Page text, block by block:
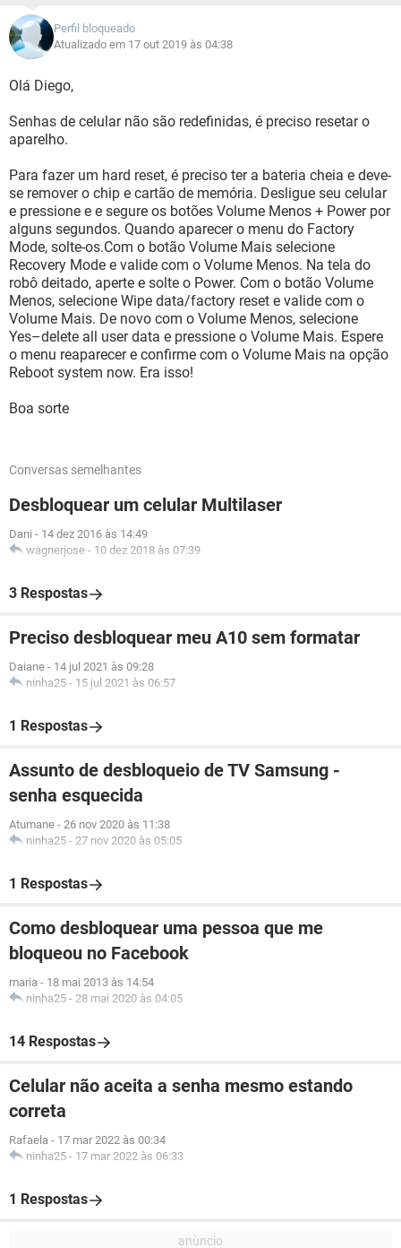
Perfil bloqueado
Atualizado em 17 out 2019 às 04:38
Olá Diego,
Senhas de celular não são redefinidas, é preciso resetar o
aparelho.
Para fazer um hard reset, é preciso ter a bateria cheia e deve-
se remover o chip e cartão de memória. Desligue seu celular
e pressione e e segure os botões Volume Menos + Power por
alguns segundos. Quando aparecer o menu do Factory
Mode, solte-os.Com o botão Volume Mais selecione
Recovery Mode e valide com o Volume Menos. Na tela do
robô deitado, aperte e solte o Power. Com o botão Volume
Menos, selecione Wipe data/factory reset e valide com o
Volume Mais. De novo com o Volume Menos, selecione
Yes–delete all user data e pressione o Volume Mais. Espere
o menu reaparecer e confirme com o Volume Mais na opção
Reboot system now. Era isso!
Boa sorte
Conversas semelhantes
Desbloquear um celular Multilaser
Dani - 14 dez 2016 às 14:49
wagnerjose - 10 dez 2018 às 07:39
3 Respostas
Preciso desbloquear meu A10 sem formatar
Daiane - 14 jul 2021 às 09:28
ninha25 - 15 jul 2021 às 06:57
1 Respostas
Assunto de desbloqueio de TV Samsung -
senha esquecida
Atumane - 26 nov 2020 às 11:38
ninha25 - 27 nov 2020 às 05:05
1 Respostas
Como desbloquear uma pessoa que me
bloqueou no Facebook
maria - 18 mai 2013 às 14:54
ninha25 - 28 mai 2020 às 04:05
14 Respostas
Celular não aceita a senha mesmo estando
correta
Rafaela - 17 mar 2022 às 00:34
ninha25 - 17 mar 2022 às 06:33
1 Respostas